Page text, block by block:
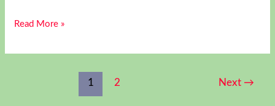
Read More »
1 2 Next →